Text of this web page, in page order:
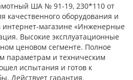
ША № 91-19, 230*110 от
качественного оборудования и
интернет-магазине «Инженерные
Высокие эксплуатационные
ценовом сегменте. Полное
параметрам и техническим
испытания и готов к
Действует гарантия.